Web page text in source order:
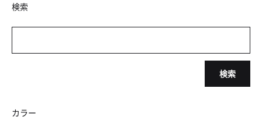
検索
検索
カラー